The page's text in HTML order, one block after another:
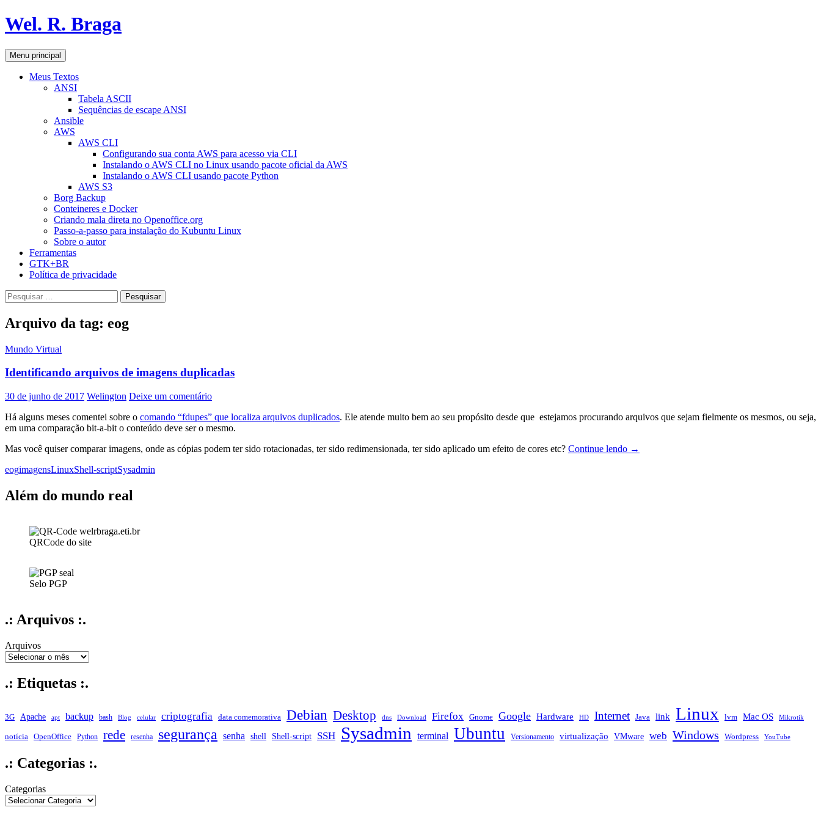
Pular
para
conteúdo
Wel. R. Braga
Pesquisar
Menu principal
Meus Textos
ANSI
Tabela ASCII
Sequências de escape ANSI
Ansible
AWS
AWS CLI
Configurando sua conta AWS para acesso via CLI
Instalando o AWS CLI no Linux usando pacote oficial da AWS
Instalando o AWS CLI usando pacote Python
AWS S3
Borg Backup
Conteineres e Docker
Criando mala direta no Openoffice.org
Passo-a-passo para instalação do Kubuntu Linux
Sobre o autor
Ferramentas
GTK+BR
Política de privacidade
Pesquisar
por:
Arquivo da tag: eog
Mundo Virtual
Identificando arquivos de imagens duplicadas
30 de junho de 2017 Welington Deixe um comentário
Há alguns meses comentei sobre o comando “fdupes” que localiza arquivos duplicados. Ele atende muito bem ao seu propósito desde que estejamos procurando arquivos que sejam fielmente os mesmos, ou seja,
em uma comparação bit-a-bit o conteúdo deve ser o mesmo.
Mas você quiser comparar imagens, onde as cópias podem ter sido rotacionadas, ter sido redimensionada, ter sido aplicado um efeito de cores etc? Continue lendo Identificando
→
eogimagensLinuxShell-scriptSysadmin
Além do mundo real
QRCode do site
Selo PGP
.: Arquivos :.
Arquivos
.: Etiquetas :.
3G Apache apt backup bash Blog celular criptografia data comemorativa Debian Desktop dns Download Firefox Gnome Google Hardware HD Internet Java link Linux lvm Mac OS Mikrotik
notícia OpenOffice Python rede resenha segurança senha shell Shell-script SSH Sysadmin terminal Ubuntu Versionamento virtualização VMware web Windows Wordpress YouTube
.: Categorias :.
Categorias